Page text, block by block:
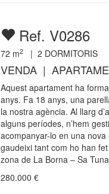
Ref. V0286
72 m2| 2 DORMITORIS
VENDA |
Aquest apartament ha
anys. Fa 18 anys, una
la nostra agència. Al llarg
alguns períodes, n’hem
acompanyar-lo en una
gaudeixi tant com ho han
zona de La Borna – Sa
280.000 €